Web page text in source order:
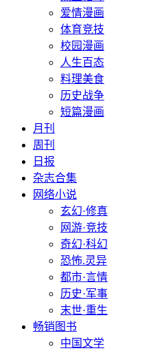
爱情漫画
体育竞技
校园漫画
人生百态
料理美食
历史战争
短篇漫画
月刊
周刊
日报
杂志合集
网络小说
玄幻·修真
网游·竞技
奇幻·科幻
恐怖.灵异
都市·言情
历史·军事
末世·重生
畅销图书
中国文学